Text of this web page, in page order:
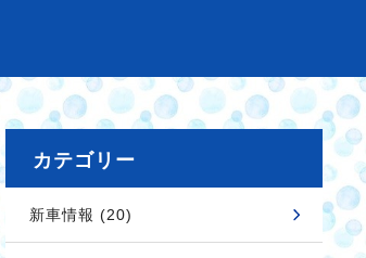
カテゴリー
新車情報 (20)